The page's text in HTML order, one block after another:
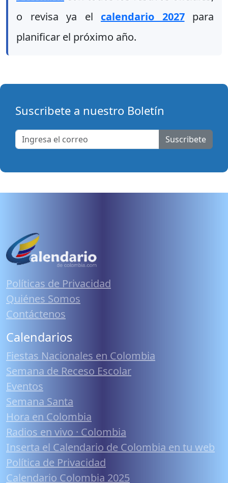
o revisa ya el calendario 2027para
planificar el próximo año.
Suscribete a nuestro Boletín
Suscribete
Políticas de Privacidad
Quiénes Somos
Contáctenos
Calendarios
Fiestas Nacionales en Colombia
Semana de Receso Escolar
Eventos
Semana Santa
Hora en Colombia
Radios en vivo · Colombia
Inserta el Calendario de Colombia en tu web
Política de Privacidad
Calendario Colombia 2025